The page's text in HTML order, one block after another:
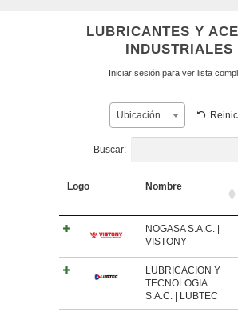
LUBRICANTES Y
INDUSTRIALES
Iniciar sesión para ver lista
Ubicación
Buscar:
Logo Nombre
NOGASA S.A.C. |
VISTONY
LUBRICACION Y
TECNOLOGIA
S.A.C. | LUBTEC